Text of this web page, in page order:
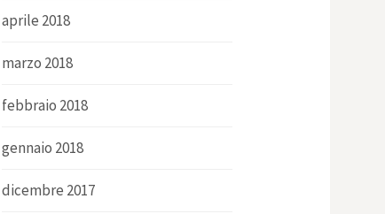
aprile 2018
marzo 2018
febbraio 2018
gennaio 2018
dicembre 2017